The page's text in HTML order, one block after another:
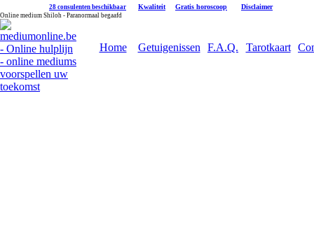
28 consulenten beschikbaar Kwaliteit Gratis horoscoop Disclaimer
Online medium Shiloh - Paranormaal begaafd
Home Getuigenissen F.A.Q. Tarotkaart